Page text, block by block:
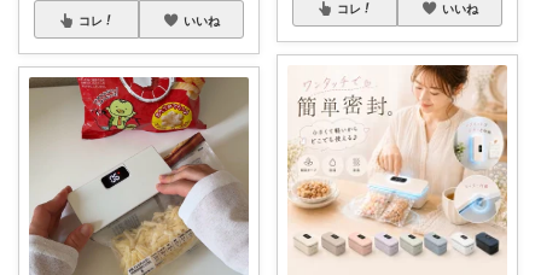
コレ いいね
コレ いいね